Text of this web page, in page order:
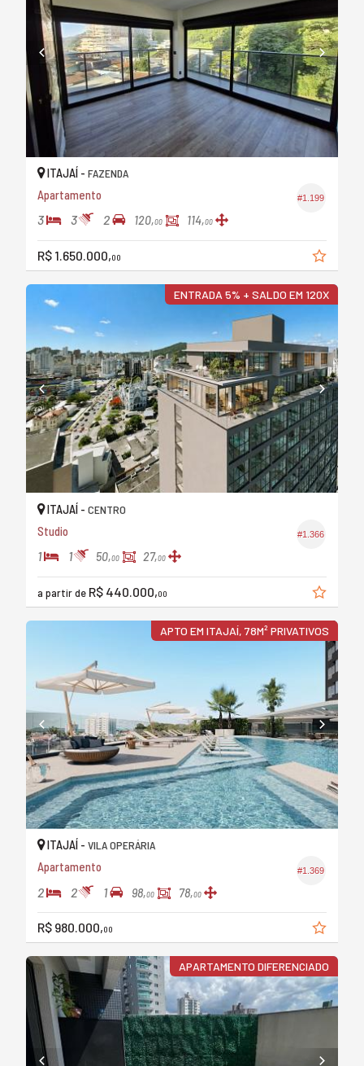
#1.199
ITAJAÍ - FAZENDA
Apartamento
3 3 2 120,00 114,00
R$ 1.650.000,00
ENTRADA 5% + SALDO EM 120X
#1.366
ITAJAÍ - CENTRO
Studio
1 1 50,00 27,00
a partir de R$ 440.000,00
APTO EM ITAJAÍ, 78M² PRIVATIVOS
#1.369
ITAJAÍ - VILA OPERÁRIA
Apartamento
2 2 1 98,00 78,00
R$ 980.000,00
APARTAMENTO DIFERENCIADO